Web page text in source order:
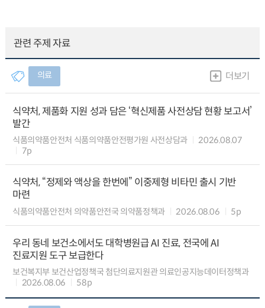
관련 주제 자료
의료 더보기
식약처, 제품화 지원 성과 담은 ‘혁신제품 사전상담 현황 보고서’
발간
식품의약품안전처 식품의약품안전평가원 사전상담과
2026.08.07
7p
식약처, “정제와 액상을 한번에” 이중제형 비타민 출시 기반
마련
식품의약품안전처 의약품안전국 의약품정책과 2026.08.06 5p
우리 동네 보건소에서도 대학병원급 AI 진료, 전국에 AI
진료지원 도구 보급한다
보건복지부 보건산업정책국 첨단의료지원관 의료인공지능데이터정책과
2026.08.06
58p